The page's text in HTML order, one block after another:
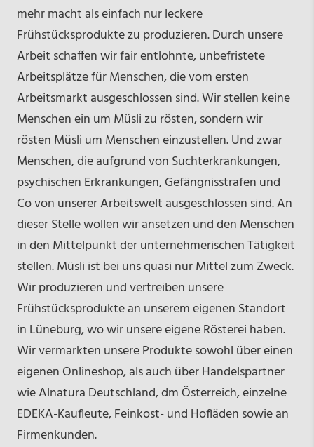
mehr macht als einfach nur leckere
Frühstücksprodukte zu produzieren. Durch unsere
Arbeit schaffen wir fair entlohnte, unbefristete
Arbeitsplätze für Menschen, die vom ersten
Arbeitsmarkt ausgeschlossen sind. Wir stellen keine
Menschen ein um Müsli zu rösten, sondern wir
rösten Müsli um Menschen einzustellen. Und zwar
Menschen, die aufgrund von Suchterkrankungen,
psychischen Erkrankungen, Gefängnisstrafen und
Co von unserer Arbeitswelt ausgeschlossen sind. An
dieser Stelle wollen wir ansetzen und den Menschen
in den Mittelpunkt der unternehmerischen Tätigkeit
stellen. Müsli ist bei uns quasi nur Mittel zum Zweck.
Wir produzieren und vertreiben unsere
Frühstücksprodukte an unserem eigenen Standort
in Lüneburg, wo wir unsere eigene Rösterei haben.
Wir vermarkten unsere Produkte sowohl über einen
eigenen Onlineshop, als auch über Handelspartner
wie Alnatura Deutschland, dm Österreich, einzelne
EDEKA-Kaufleute, Feinkost- und Hofläden sowie an
Firmenkunden.